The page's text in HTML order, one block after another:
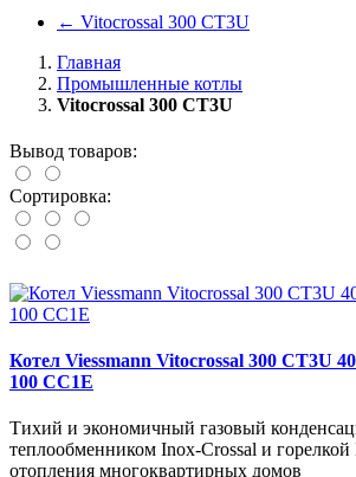
← Vitocrossal 300 CT3U
Главная
Промышленные котлы
Vitocrossal 300 CT3U
Вывод товаров:
Сортировка:
Котел Viessmann Vitocrossal 300 CT3U
100 CC1E
Тихий и экономичный газовый
теплообменником Inox-Crossal и
отопления многоквартирных домов